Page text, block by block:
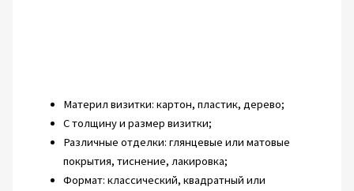
Материл визитки: картон, пластик, дерево;
С толщину и размер визитки;
Различные отделки: глянцевые или матовые
покрытия, тиснение, лакировка;
Формат: классический, квадратный или